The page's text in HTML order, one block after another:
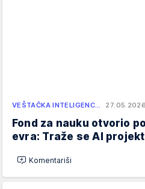
VEŠTAČKA INTELIGENC…
Fond za nauku otvorio
evra: Traže se AI
Komentariši